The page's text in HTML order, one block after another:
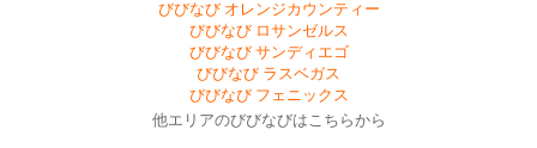
びびなび オレンジカウンティー
びびなび ロサンゼルス
びびなび サンディエゴ
びびなび ラスベガス
びびなび フェニックス
他エリアのびびなびはこちらから